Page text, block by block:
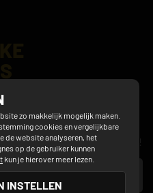
zo makkelijk mogelijk maken.
cookies en vergelijkbare
de website analyseren, het
op de gebruiker kunnen
kun je hierover meer lezen.
INSTELLEN
het laatste nieuws over
nieuwe events en meer!